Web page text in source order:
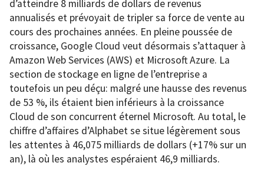
d’atteindre 8 milliards de dollars de revenus
annualisés et prévoyait de tripler sa force de vente au
cours des prochaines années. En pleine poussée de
croissance, Google Cloud veut désormais s’attaquer à
Amazon Web Services (AWS) et Microsoft Azure. La
section de stockage en ligne de l’entreprise a
toutefois un peu déçu: malgré une hausse des revenus
de 53 %, ils étaient bien inférieurs à la croissance
Cloud de son concurrent éternel Microsoft. Au total, le
chiffre d’affaires d’Alphabet se situe légèrement sous
les attentes à 46,075 milliards de dollars (+17% sur un
an), là où les analystes espéraient 46,9 milliards.